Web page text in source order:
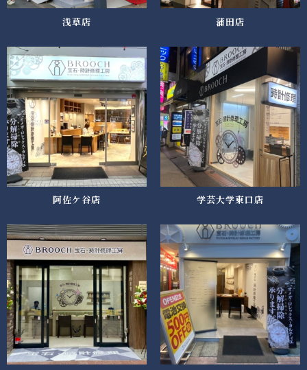
浅草店 蒲田店
阿佐ケ谷店 学芸大学東口店